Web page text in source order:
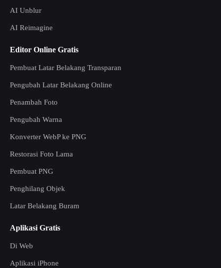
AI Unblur
AI Reimagine
Editor Online Gratis
Pembuat Latar Belakang Transparan
Pengubah Latar Belakang Online
Penambah Foto
Pengubah Warna
Konverter WebP ke PNG
Restorasi Foto Lama
Pembuat PNG
Penghilang Objek
Latar Belakang Buram
Aplikasi Gratis
Di Web
Aplikasi iPhone